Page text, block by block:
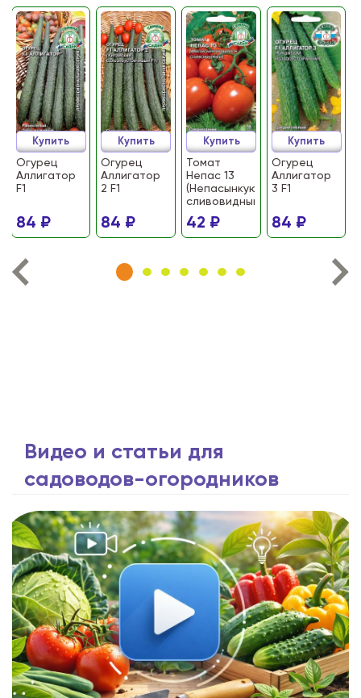
Огурец
Аллигатор
F1
84 ₽
Купить
Огурец
Аллигатор
2 F1
84 ₽
Купить
Томат
Непас 13
(Непасынкующийся
сливовидный)
42 ₽
Купить
Огурец
Аллигатор
3 F1
84 ₽
Купить
Видео и статьи для
садоводов-огородников